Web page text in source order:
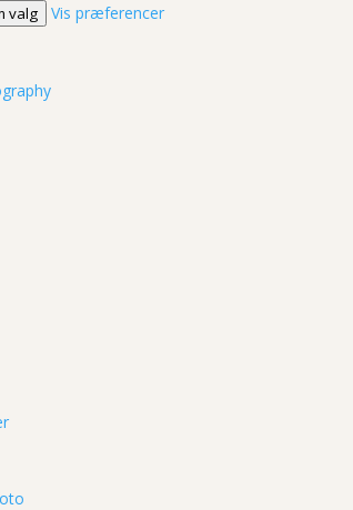
valg
Vis præferencer